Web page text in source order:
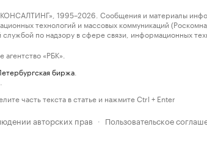
1995–2026. Сообщения и материалы
технологий и массовых коммуникаций
по надзору в сфере связи, информационных
«РБК».
биржа
часть текста в статье и нажмите Ctrl + Enter
авторских прав · Пользовательское